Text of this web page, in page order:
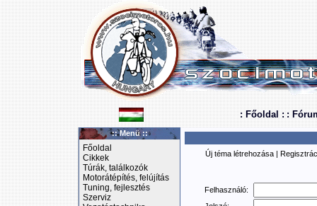
: Főoldal : :
:: Menü ::
Főoldal
Cikkek
Túrák, találkozók
Motorátépítés, felújítás
Tuning, fejlesztés
Szerviz
Új téma létrehozása |
Felhasználó: